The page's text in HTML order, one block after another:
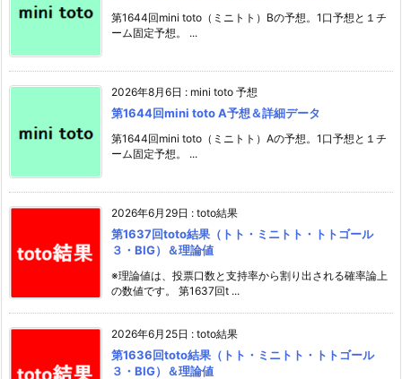
第1644回mini toto（ミニトト）Bの予想。1口予想と１チ
ーム固定予想。 ...
2026年8月6日 : mini toto 予想
第1644回mini toto A予想＆詳細データ
第1644回mini toto（ミニトト）Aの予想。1口予想と１チ
ーム固定予想。 ...
2026年6月29日 : toto結果
第1637回toto結果（トト・ミニトト・トトゴール
３・BIG）＆理論値
※理論値は、投票口数と支持率から割り出される確率論上
の数値です。 第1637回t ...
2026年6月25日 : toto結果
第1636回toto結果（トト・ミニトト・トトゴール
３・BIG）＆理論値